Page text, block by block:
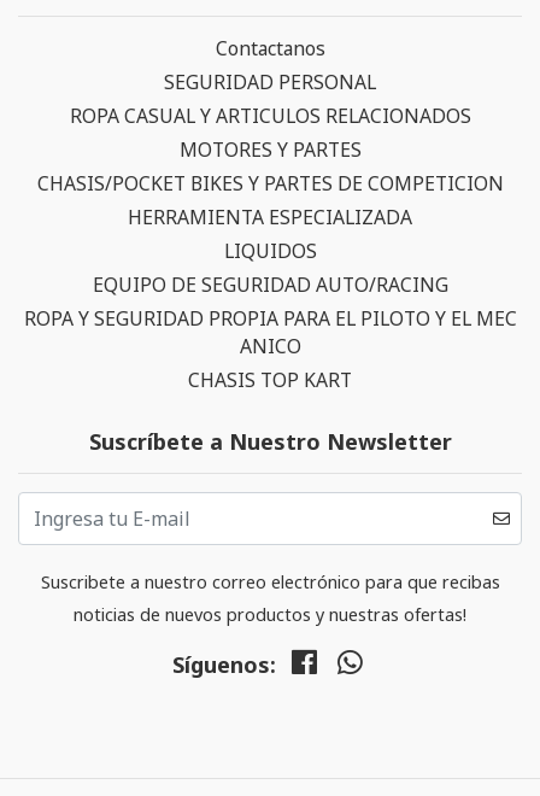
Contactanos
SEGURIDAD PERSONAL
ROPA CASUAL Y ARTICULOS RELACIONADOS
MOTORES Y PARTES
CHASIS/POCKET BIKES Y PARTES DE COMPETICION
HERRAMIENTA ESPECIALIZADA
LIQUIDOS
EQUIPO DE SEGURIDAD AUTO/RACING
ROPA Y SEGURIDAD PROPIA PARA EL PILOTO Y EL MEC
ANICO
CHASIS TOP KART
Suscríbete a Nuestro Newsletter
Suscribete a nuestro correo electrónico para que recibas
noticias de nuevos productos y nuestras ofertas!
Síguenos: